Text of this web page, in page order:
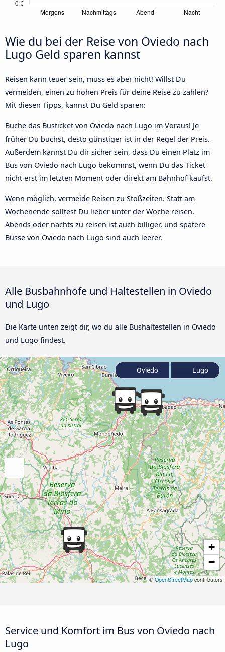
Wie du bei der Reise von Oviedo nach
Lugo Geld sparen kannst
Reisen kann teuer sein, muss es aber nicht! Willst Du
vermeiden, einen zu hohen Preis für deine Reise zu zahlen?
Mit diesen Tipps, kannst Du Geld sparen:
Buche das Busticket von Oviedo nach Lugo im Voraus! Je
früher Du buchst, desto günstiger ist in der Regel der Preis.
Außerdem kannst Du dir sicher sein, dass Du einen Platz im
Bus von Oviedo nach Lugo bekommst, wenn Du das Ticket
nicht erst im letzten Moment oder direkt am Bahnhof kaufst.
Wenn möglich, vermeide Reisen zu Stoßzeiten. Statt am
Wochenende solltest Du lieber unter der Woche reisen.
Abends oder nachts zu reisen ist auch billiger, und spätere
Busse von Oviedo nach Lugo sind auch leerer.
Alle Busbahnhöfe und Haltestellen in Oviedo
und Lugo
Die Karte unten zeigt dir, wo du alle Bushaltestellen in Oviedo
und Lugo findest.
+
−
©OpenStreetMapcontributors
Oviedo Lugo
Service und Komfort im Bus von Oviedo nach
Lugo